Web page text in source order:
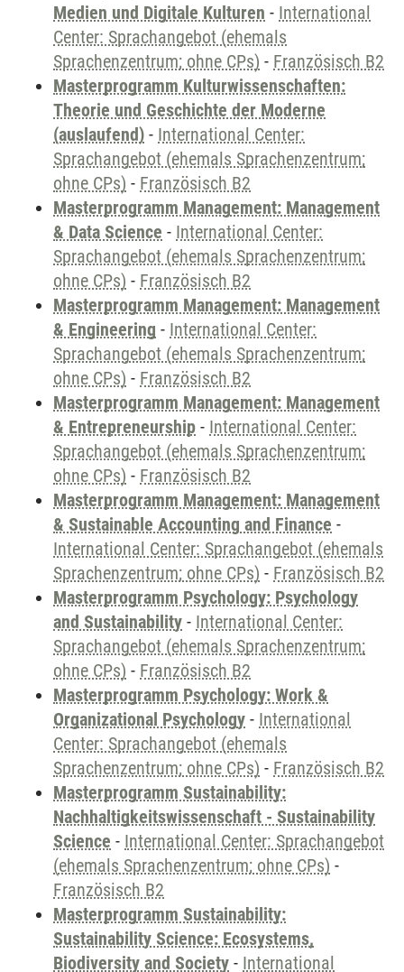
Medien und Digitale Kulturen - International
Center: Sprachangebot (ehemals
Sprachenzentrum; ohne CPs) - Französisch B2
Masterprogramm Kulturwissenschaften:
Theorie und Geschichte der Moderne
(auslaufend) - International Center:
Sprachangebot (ehemals Sprachenzentrum;
ohne CPs) - Französisch B2
Masterprogramm Management: Management
& Data Science - International Center:
Sprachangebot (ehemals Sprachenzentrum;
ohne CPs) - Französisch B2
Masterprogramm Management: Management
& Engineering - International Center:
Sprachangebot (ehemals Sprachenzentrum;
ohne CPs) - Französisch B2
Masterprogramm Management: Management
& Entrepreneurship - International Center:
Sprachangebot (ehemals Sprachenzentrum;
ohne CPs) - Französisch B2
Masterprogramm Management: Management
& Sustainable Accounting and Finance -
International Center: Sprachangebot (ehemals
Sprachenzentrum; ohne CPs) - Französisch B2
Masterprogramm Psychology: Psychology
and Sustainability - International Center:
Sprachangebot (ehemals Sprachenzentrum;
ohne CPs) - Französisch B2
Masterprogramm Psychology: Work &
Organizational Psychology - International
Center: Sprachangebot (ehemals
Sprachenzentrum; ohne CPs) - Französisch B2
Masterprogramm Sustainability:
Nachhaltigkeitswissenschaft - Sustainability
Science - International Center: Sprachangebot
(ehemals Sprachenzentrum; ohne CPs) -
Französisch B2
Masterprogramm Sustainability:
Sustainability Science: Ecosystems,
Biodiversity and Society - International